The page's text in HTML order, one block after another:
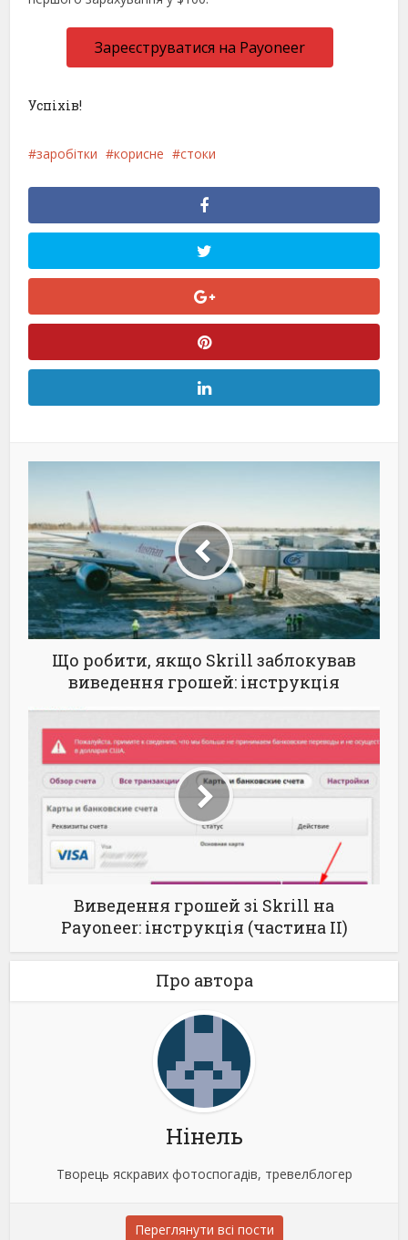
Зареєструватися на Payoneer
Успіхів!
заробітки корисне стоки
Що робити, якщо Skrill заблокував
виведення грошей: інструкція
Виведення грошей зі Skrill на
Payoneer: інструкція (частина ІІ)
Про автора
Нінель
Творець яскравих фотоспогадів, тревелблогер
Переглянути всі пости